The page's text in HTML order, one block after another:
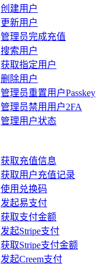
创建用户
更新用户
管理员完成充值
搜索用户
获取指定用户
删除用户
管理员重置用户Passkey
管理员禁用用户2FA
管理用户状态
获取充值信息
获取用户充值记录
使用兑换码
发起易支付
获取支付金额
发起Stripe支付
获取Stripe支付金额
发起Creem支付